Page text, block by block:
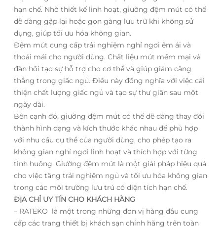
hạn chế. Nhờ thiết kế linh hoạt, giường đệm mút có thể
dễ dàng gập lại hoặc gọn gàng lưu trữ khi không sử
dụng, giúp tối ưu hóa không gian.
Đệm mút cung cấp trải nghiệm nghỉ ngơi êm ái và
thoải mái cho người dùng. Chất liệu mút mềm mại và
đàn hồi tạo sự hỗ trợ cho cơ thể và giúp giảm căng
thẳng trong giấc ngủ. Điều này đồng nghĩa với việc cải
thiện chất lượng giấc ngủ và tạo sự thư giãn sau một
ngày dài.
Bên cạnh đó, giường đệm mút có thể dễ dàng thay đổi
thành hình dạng và kích thước khác nhau để phù hợp
với nhu cầu cụ thể của người dùng, cho phép tạo ra
không gian nghỉ ngơi linh hoạt và thích hợp với từng
tình huống. Giường đệm mút là một giải pháp hiệu quả
cho việc tăng trải nghiệm ngủ và tối ưu hóa không gian
trong các môi trường lưu trú có diện tích hạn chế.
ĐỊA CHỈ UY TÍN CHO KHÁCH HÀNG
– RATEKO là một trong những đơn vị hàng đầu cung
cấp các trang thiết bị khách sạn chính hãng trên toàn